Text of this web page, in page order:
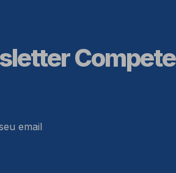
Compete
email